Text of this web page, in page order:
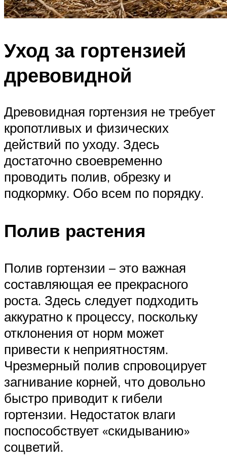
Уход за гортензией
древовидной
Древовидная гортензия не требует
кропотливых и физических
действий по уходу. Здесь
достаточно своевременно
проводить полив, обрезку и
подкормку. Обо всем по порядку.
Полив растения
Полив гортензии – это важная
составляющая ее прекрасного
роста. Здесь следует подходить
аккуратно к процессу, поскольку
отклонения от норм может
привести к неприятностям.
Чрезмерный полив спровоцирует
загнивание корней, что довольно
быстро приводит к гибели
гортензии. Недостаток влаги
поспособствует «скидыванию»
соцветий.